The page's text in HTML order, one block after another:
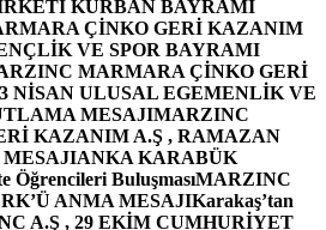
KURBAN BAYRAMI
ÇİNKO GERİ KAZANIM
VE SPOR BAYRAMI
MARMARA ÇİNKO GERİ
NİSAN ULUSAL EGEMENLİK VE
MESAJIMARZINC
KAZANIM A.Ş , RAMAZAN
ANKA KARABÜK
BuluşmasıMARZINC
ANMA MESAJIKarakaş’tan
A.Ş , 29 EKİM CUMHURİYET